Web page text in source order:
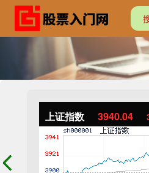
上证指数 3940.04